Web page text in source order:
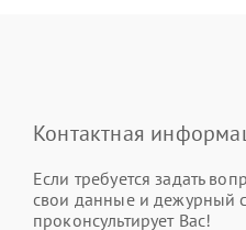
Контактная
Если требуется задать
свои данные и дежурный
проконсультирует Вас!